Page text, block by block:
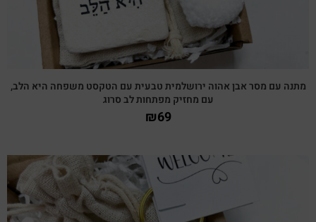
מתנה עם מסר אבן אהוה ירושלמית טבעית עם הטקסט משפחה היא הלב,
עם מחזיק מפתחות לב סרוג
₪69